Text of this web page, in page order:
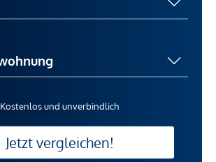
Kostenlos und unverbindlich
Jetzt vergleichen!